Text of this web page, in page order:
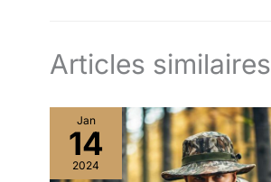
Articles similaires
Jan
14
2024